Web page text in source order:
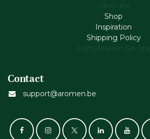
Über uns
Shop
Inspiration
Shipping Policy
Kontaktieren Sie uns
Contact
support@aromen.be